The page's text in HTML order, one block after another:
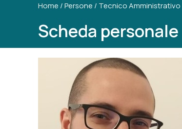
Home /Persone / Tecnico Amministrativo
Scheda personale